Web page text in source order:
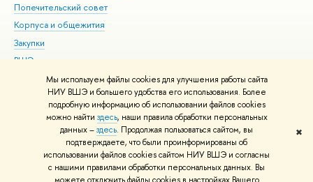
Мы используем файлы cookies для улучшения работы сайта
НИУ ВШЭ и большего удобства его использования. Более
подробную информацию об использовании файлов cookies
можно найти здесь, наши правила обработки персональных
данных –здесь. Продолжая пользоваться сайтом, вы
подтверждаете, что были проинформированы об
использовании файлов cookies сайтом НИУ ВШЭ и согласны
с нашими правилами обработки персональных данных. Вы
✖
Попечительский совет
Корпуса и общежития
Закупки
ВШЭ для студентов с ограниченными возможностями
здоровья и инвалидностью
Версия для слабовидящих
Единая платежная страница
© НИУ ВШЭ 1993–2026 Адреса и контакты Условия использования
материалов Политика конфиденциальности Карта сайта